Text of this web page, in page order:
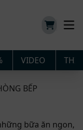
VIDEO
BẾP
bữa ăn ngon,